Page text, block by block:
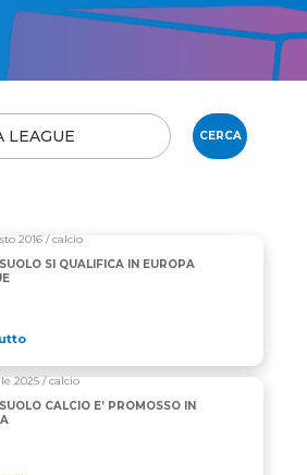
CERCA
2016 / calcio
SI QUALIFICA IN EUROPA
2025 / calcio
CALCIO E’ PROMOSSO IN